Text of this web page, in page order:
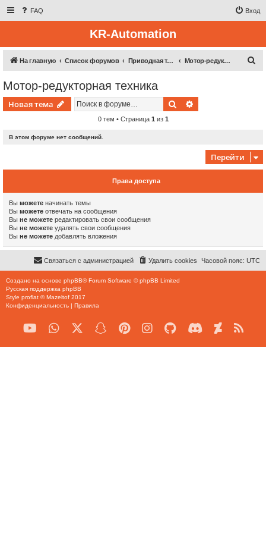
FAQ Вход
KR-Automation
На главную Список форумов Приводная техника Мотор-редукторная техника
Мотор-редукторная техника
Новая тема Поиск
0 тем • Страница 1 из 1
В этом форуме нет сообщений.
Перейти
Права доступа
Вы можете начинать темы
Вы можете отвечать на сообщения
Вы не можете редактировать свои сообщения
Вы не можете удалять свои сообщения
Вы не можете добавлять вложения
Часовой пояс: UTC
Удалить cookies
Связаться с администрацией
Создано на основе phpBB® Forum Software © phpBB Limited
Русская поддержка phpBB
Style proflat ©Mazeltof 2017
Конфиденциальность | Правила